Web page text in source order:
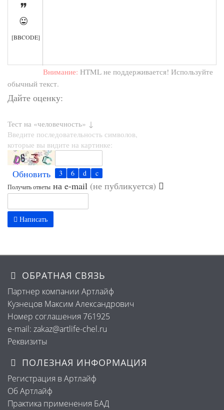


[BBCODE]
Внимание: HTML не поддерживается! Используйте
обычный текст.
Дайте оценку:
Тест на «человечность» ↓
Введите последовательность символов,
которые вы видите на картинке:
Обновить
Получать ответы на e-mail (не публикуется)
Написать
ОБРАТНАЯ СВЯЗЬ
Партнер компании Артлайф
Кузнецов Максим Александрович
Номер соглашения 761925
e-mail: zakaz@artlife-chel.ru
Реквизиты
ПОЛЕЗНАЯ ИНФОРМАЦИЯ
Регистрация в Артлайф
Об Артлайф
Практика применения БАД